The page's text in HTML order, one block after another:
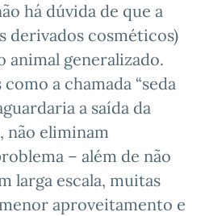
há dúvida de que a
derivados cosméticos)
generalizado.
a chamada “seda
a saída da
não eliminam
– além de não
larga escala, muitas
aproveitamento e